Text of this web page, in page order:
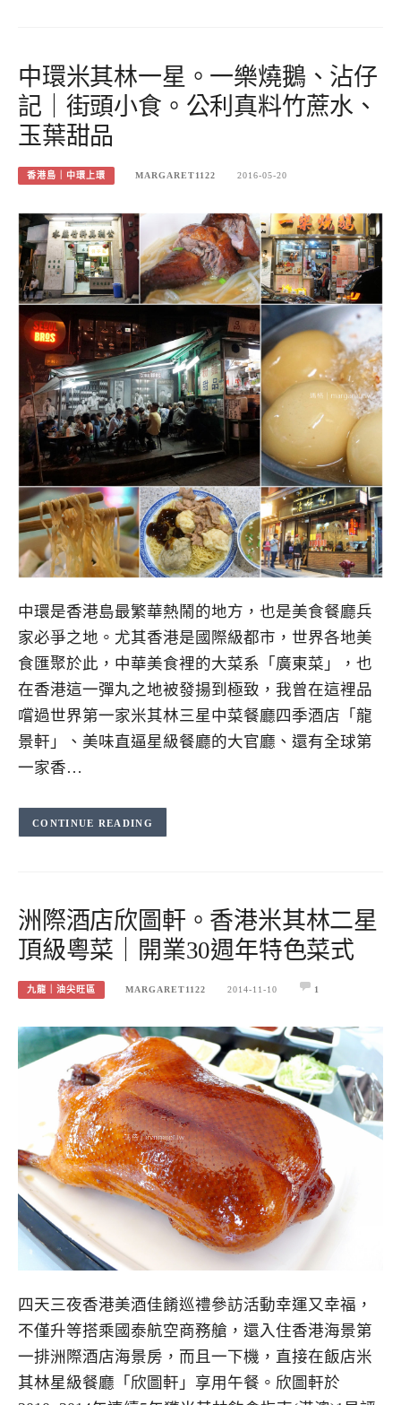
中環米其林一星。一樂燒鵝、沾仔
記｜街頭小食。公利真料竹蔗水、
玉葉甜品
香港島｜中環上環 MARGARET1122 2016-05-20
中環是香港島最繁華熱鬧的地方，也是美食餐廳兵
家必爭之地。尤其香港是國際級都市，世界各地美
食匯聚於此，中華美食裡的大菜系「廣東菜」，也
在香港這一彈丸之地被發揚到極致，我曾在這裡品
嚐過世界第一家米其林三星中菜餐廳四季酒店「龍
景軒」、美味直逼星級餐廳的大官廳、還有全球第
一家香…
CONTINUE READING
洲際酒店欣圖軒。香港米其林二星
頂級粵菜｜開業30週年特色菜式
九龍｜油尖旺區 MARGARET1122 2014-11-10 1
四天三夜香港美酒佳餚巡禮參訪活動幸運又幸福，
不僅升等搭乘國泰航空商務艙，還入住香港海景第
一排洲際酒店海景房，而且一下機，直接在飯店米
其林星級餐廳「欣圖軒」享用午餐。欣圖軒於